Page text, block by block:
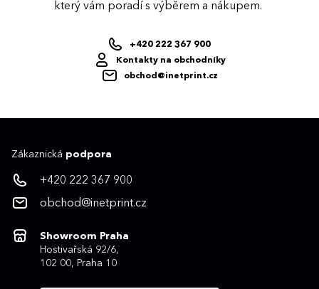
který vám poradí s výběrem a nákupem.
+420 222 367 900
Kontakty na obchodníky
obchod@inetprint.cz
Zákaznická podpora
+420 222 367 900
obchod@inetprint.cz
Showroom Praha
Hostivařská 92/6,
102 00, Praha 10